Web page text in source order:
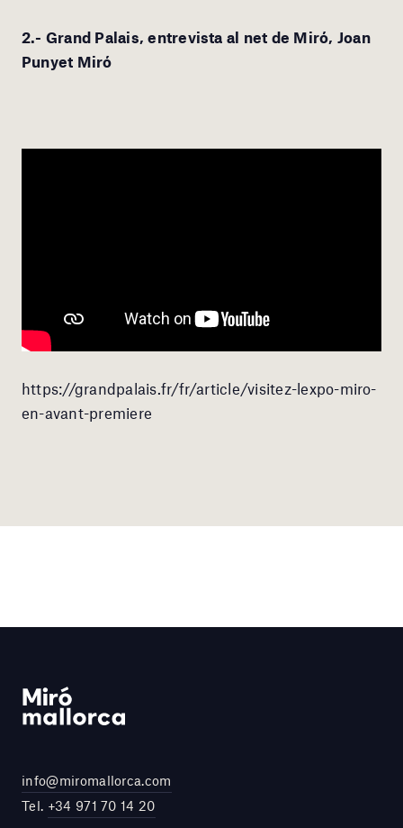
2.- Grand Palais, entrevista al net de Miró, Joan
Punyet Miró
https://grandpalais.fr/fr/article/visitez-lexpo-miro-
en-avant-premiere
info@miromallorca.com
Tel. +34 971 70 14 20